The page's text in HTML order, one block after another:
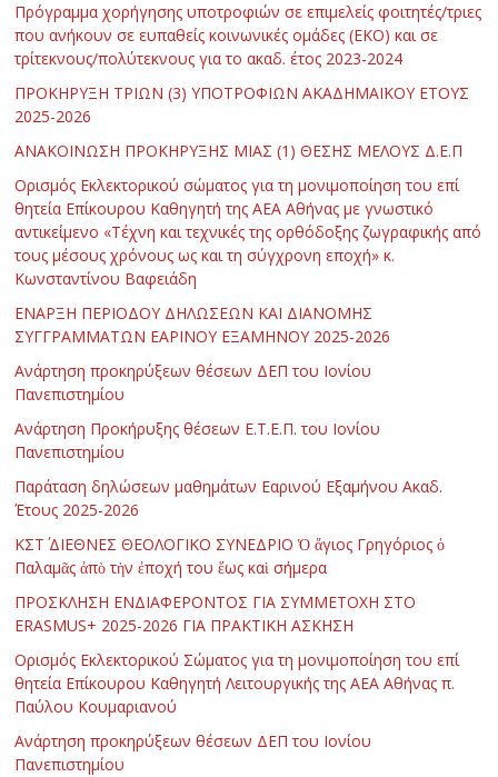
Πρόγραμμα χορήγησης υποτροφιών σε επιμελείς φοιτητές/τριες
που ανήκουν σε ευπαθείς κοινωνικές ομάδες (ΕΚΟ) και σε
τρίτεκνους/πολύτεκνους για το ακαδ. έτος 2023-2024
ΠΡΟΚΗΡΥΞΗ ΤΡΙΩΝ (3) ΥΠΟΤΡΟΦΙΩΝ ΑΚΑΔΗΜΑΪΚΟΥ ΕΤΟΥΣ
2025-2026
ΑΝΑΚΟΙΝΩΣΗ ΠΡΟΚΗΡΥΞΗΣ ΜΙΑΣ (1) ΘΕΣΗΣ ΜΕΛΟΥΣ Δ.Ε.Π
Ορισμός Εκλεκτορικού σώματος για τη μονιμοποίηση του επί
θητεία Επίκουρου Καθηγητή της ΑΕΑ Αθήνας με γνωστικό
αντικείμενο «Τέχνη και τεχνικές της ορθόδοξης ζωγραφικής από
τους μέσους χρόνους ως και τη σύγχρονη εποχή» κ.
Κωνσταντίνου Βαφειάδη
ΕΝΑΡΞΗ ΠΕΡΙΟΔΟΥ ΔΗΛΩΣΕΩΝ ΚΑΙ ΔΙΑΝΟΜΗΣ
ΣΥΓΓΡΑΜΜΑΤΩΝ ΕΑΡΙΝΟΥ ΕΞΑΜΗΝΟΥ 2025-2026
Ανάρτηση προκηρύξεων θέσεων ΔΕΠ του Ιονίου
Πανεπιστημίου
Ανάρτηση Προκήρυξης θέσεων Ε.Τ.Ε.Π. του Ιονίου
Πανεπιστημίου
Παράταση δηλώσεων μαθημάτων Εαρινού Εξαμήνου Ακαδ.
Έτους 2025-2026
ΚΣΤ΄ ΔΙΕΘΝΕΣ ΘΕΟΛΟΓΙΚΟ ΣΥΝΕΔΡΙΟ Ὁ ἅγιος Γρηγόριος ὁ
Παλαμᾶς ἀπὸ τὴν ἐποχή του ἕως καὶ σήμερα
ΠΡΟΣΚΛΗΣΗ ΕΝΔΙΑΦΕΡΟΝΤΟΣ ΓΙΑ ΣΥΜΜΕΤΟΧΗ ΣΤΟ
ERASMUS+ 2025-2026 ΓΙΑ ΠΡΑΚΤΙΚΗ ΑΣΚΗΣΗ
Ορισμός Εκλεκτορικού Σώματος για τη μονιμοποίηση του επί
θητεία Επίκουρου Καθηγητή Λειτουργικής της ΑΕΑ Αθήνας π.
Παύλου Κουμαριανού
Ανάρτηση προκηρύξεων θέσεων ΔΕΠ του Ιονίου
Πανεπιστημίου